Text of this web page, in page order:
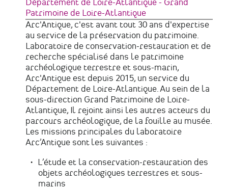
Département de Loire-Atlantique - Grand
Patrimoine de Loire-Atlantique
Arc'Antique, c'est avant tout 30 ans d'expertise
au service de la préservation du patrimoine.
Laboratoire de conservation-restauration et de
recherche spécialisé dans le patrimoine
archéologique terrestre et sous-marin,
Arc'Antique est depuis 2015, un service du
Département de Loire-Atlantique. Au sein de la
sous-direction Grand Patrimoine de Loire-
Atlantique, Il rejoint ainsi les autres acteurs du
parcours archéologique, de la fouille au musée.
Les missions principales du laboratoire
Arc’Antique sont les suivantes :
L’étude et la conservation-restauration des
objets archéologiques terrestres et sous-
marins